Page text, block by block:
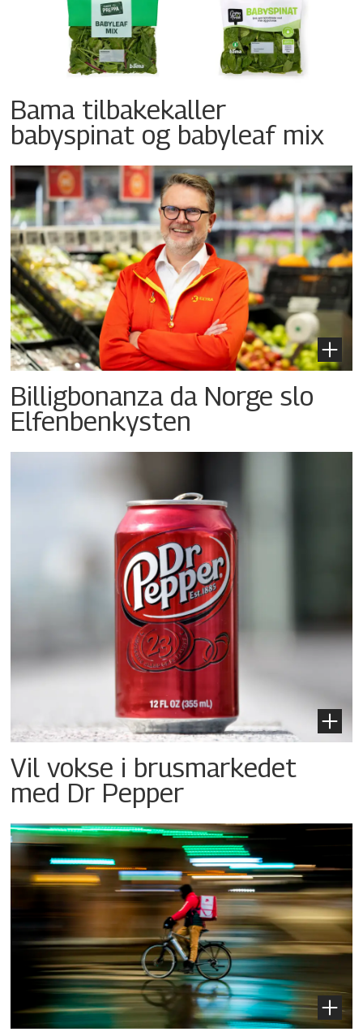
Bama tilbakekaller
babyspinat og babyleaf mix
Billigbonanza da Norge slo
Elfenbenkysten
Vil vokse i brusmarkedet
med Dr Pepper